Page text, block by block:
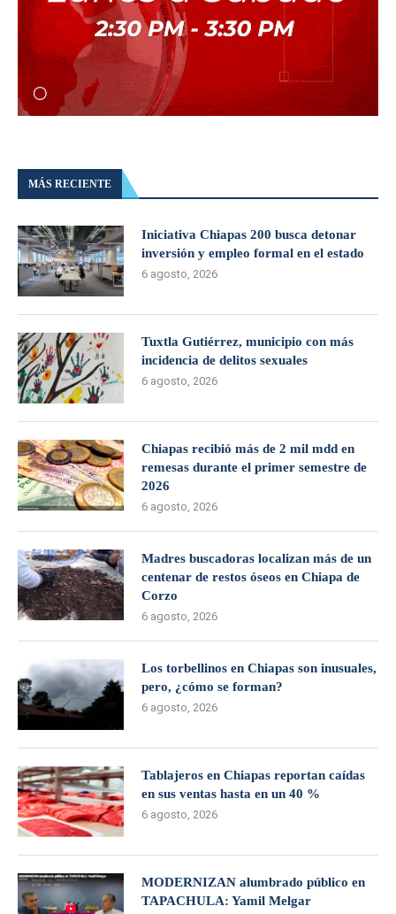
MÁS RECIENTE
Iniciativa Chiapas 200 busca detonar
inversión y empleo formal en el estado
6 agosto, 2026
Tuxtla Gutiérrez, municipio con más
incidencia de delitos sexuales
6 agosto, 2026
Chiapas recibió más de 2 mil mdd en
remesas durante el primer semestre de
2026
6 agosto, 2026
Madres buscadoras localizan más de un
centenar de restos óseos en Chiapa de
Corzo
6 agosto, 2026
Los torbellinos en Chiapas son inusuales,
pero, ¿cómo se forman?
6 agosto, 2026
Tablajeros en Chiapas reportan caídas
en sus ventas hasta en un 40 %
6 agosto, 2026
MODERNIZAN alumbrado público en
TAPACHULA: Yamil Melgar